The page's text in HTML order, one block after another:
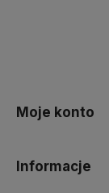
Moje konto
Informacje